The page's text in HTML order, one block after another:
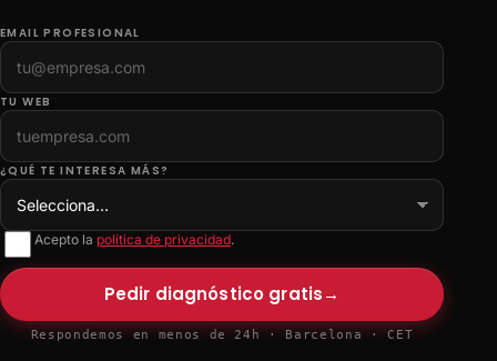
EMAIL PROFESIONAL
TU WEB
¿QUÉ TE INTERESA MÁS?
Acepto la política de privacidad.
Pedir diagnóstico gratis→
Respondemos en menos de 24h · Barcelona · CET